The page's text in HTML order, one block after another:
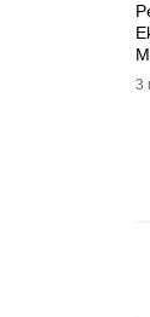
3